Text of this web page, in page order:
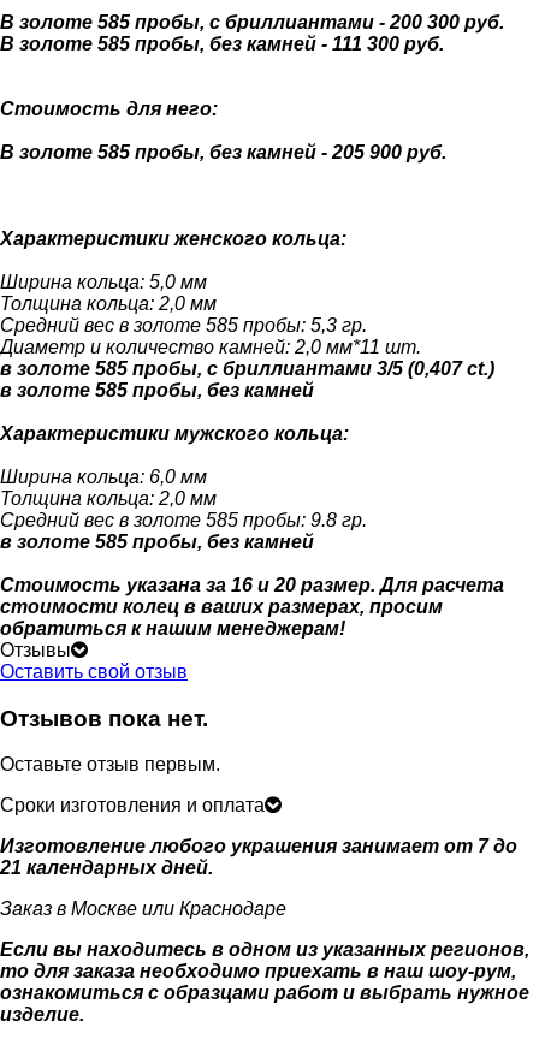
В золоте 585 пробы, с бриллиантами - 200 300 руб.
В золоте 585 пробы, без камней - 111 300 руб.
Стоимость для него:
В золоте 585 пробы, без камней - 205 900 руб.
Характеристики женского кольца:
Ширина кольца: 5,0 мм
Толщина кольца: 2,0 мм
Средний вес в золоте 585 пробы: 5,3 гр.
Диаметр и количество камней: 2,0 мм*11 шт.
в золоте 585 пробы, с бриллиантами 3/5 (0,407 ct.)
в золоте 585 пробы, без камней
Характеристики мужского кольца:
Ширина кольца: 6,0 мм
Толщина кольца: 2,0 мм
Средний вес в золоте 585 пробы: 9.8 гр.
в золоте 585 пробы, без камней
Стоимость указана за 16 и 20 размер. Для расчета
стоимости колец в ваших размерах, просим
обратиться к нашим менеджерам!
Отзывы
Оставить свой отзыв
Отзывов пока нет.
Оставьте отзыв первым.
Сроки изготовления и оплата
Изготовление любого украшения занимает от 7 до
21 календарных дней.
Заказ в Москве или Краснодаре
Если вы находитесь в одном из указанных регионов,
то для заказа необходимо приехать в наш шоу-рум,
ознакомиться с образцами работ и выбрать нужное
изделие.